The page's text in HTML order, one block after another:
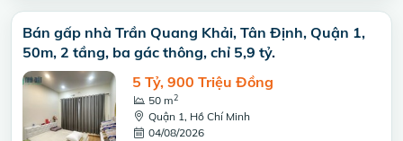
Bán gấp nhà Trần Quang Khải, Tân Định, Quận 1,
50m, 2 tầng, ba gác thông, chỉ 5,9 tỷ.
5 Tỷ, 900 Triệu Đồng
50 m2
Quận 1, Hồ Chí Minh
04/08/2026